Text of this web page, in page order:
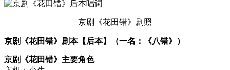
京剧《花田错》剧照
京剧《花田错》剧本【后本】（一名：《八错》）
京剧《花田错》主要角色